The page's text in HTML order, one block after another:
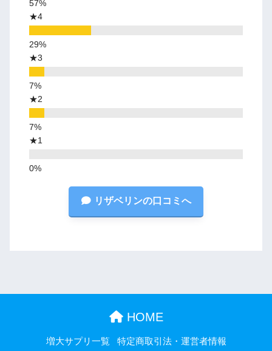
★4
★3
★2
★1
リザベリンの口コミへ
HOME
増大サプリ一覧 特定商取引法・運営者情報